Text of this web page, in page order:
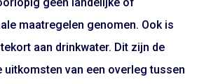
maatregelen genomen. Ook is
aan drinkwater. Dit zijn de
uitkomsten van een overleg tussen